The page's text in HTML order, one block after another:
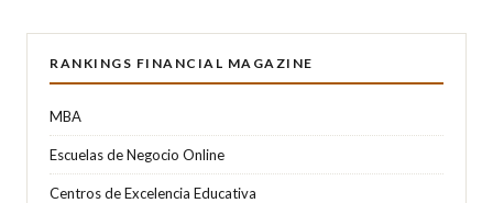
RANKINGS FINANCIAL MAGAZINE
MBA
Escuelas de Negocio Online
Centros de Excelencia Educativa